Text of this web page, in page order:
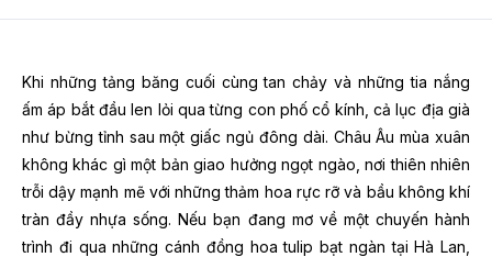
Khi những tảng băng cuối cùng tan chảy và những tia nắng
ấm áp bắt đầu len lỏi qua từng con phố cổ kính, cả lục địa già
như bừng tỉnh sau một giấc ngủ đông dài. Châu Âu mùa xuân
không khác gì một bản giao hưởng ngọt ngào, nơi thiên nhiên
trỗi dậy mạnh mẽ với những thảm hoa rực rỡ và bầu không khí
tràn đầy nhựa sống. Nếu bạn đang mơ về một chuyến hành
trình đi qua những cánh đồng hoa tulip bạt ngàn tại Hà Lan,